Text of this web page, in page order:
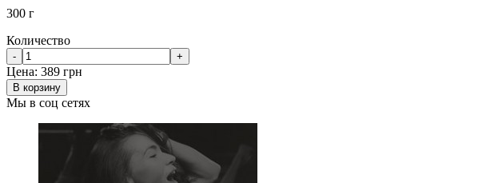
300 г
Количество
- +
Цена: 389 грн
В корзину
Мы в соц сетях